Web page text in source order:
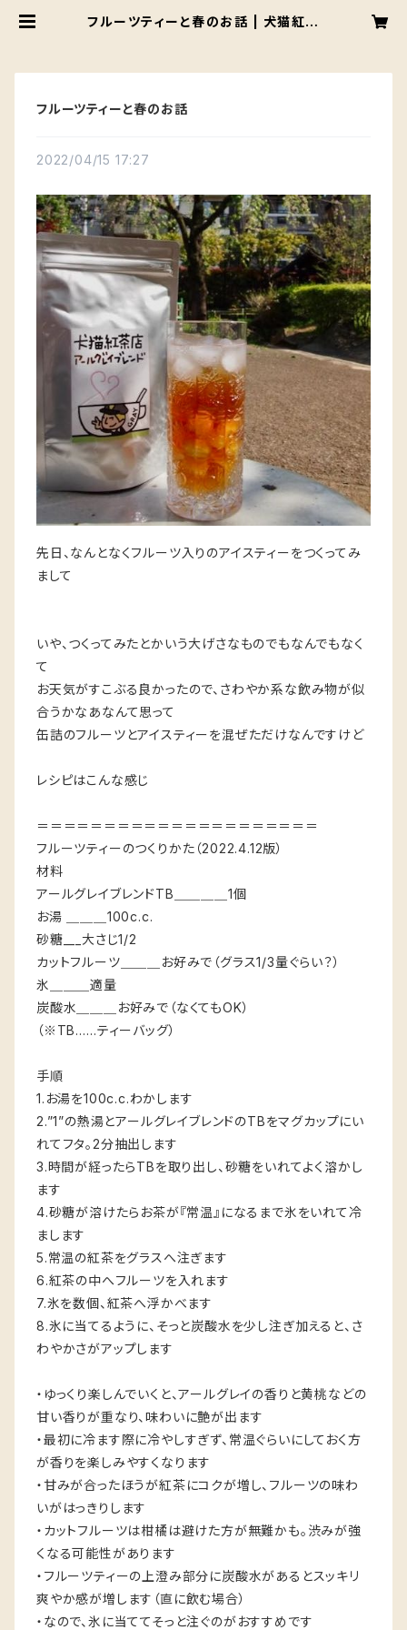
フルーツティーと春のお話 | 犬猫紅茶
フルーツティーと春のお話
2022/04/15 17:27
先日、なんとなくフルーツ入りのアイスティーをつくってみ
まして
いや、つくってみたとかいう大げさなものでもなんでもなく
て
お天気がすこぶる良かったので、さわやか系な飲み物が似
合うかなあなんて思って
缶詰のフルーツとアイスティーを混ぜただけなんですけど
レシピはこんな感じ
＝＝＝＝＝＝＝＝＝＝＝＝＝＝＝＝＝＝＝＝＝
フルーツティーのつくりかた（2022.4.12版）
材料
アールグレイブレンドTB＿＿＿＿1個
お湯 ＿＿＿100c.c.
砂糖___大さじ1/2
カットフルーツ＿＿＿お好みで（グラス1/3量ぐらい？）
氷＿＿＿適量
炭酸水＿＿＿お好みで（なくてもOK）
（※TB……ティーバッグ）
手順
1.お湯を100c.c.わかします
2.”1”の熱湯とアールグレイブレンドのTBをマグカップにい
れてフタ。2分抽出します
3.時間が経ったらTBを取り出し、砂糖をいれてよく溶かし
ます
4.砂糖が溶けたらお茶が『常温』になるまで氷をいれて冷
まします
5.常温の紅茶をグラスへ注ぎます
6.紅茶の中へフルーツを入れます
7.氷を数個、紅茶へ浮かべます
8.氷に当てるように、そっと炭酸水を少し注ぎ加えると、さ
わやかさがアップします
・ゆっくり楽しんでいくと、アールグレイの香りと黄桃などの
甘い香りが重なり、味わいに艶が出ます
・最初に冷ます際に冷やしすぎず、常温ぐらいにしておく方
が香りを楽しみやすくなります
・甘みが合ったほうが紅茶にコクが増し、フルーツの味わ
いがはっきりします
・カットフルーツは柑橘は避けた方が無難かも。渋みが強
くなる可能性があります
・フルーツティーの上澄み部分に炭酸水があるとスッキリ
爽やか感が増します（直に飲む場合）
・なので、氷に当ててそっと注ぐのがおすすめです